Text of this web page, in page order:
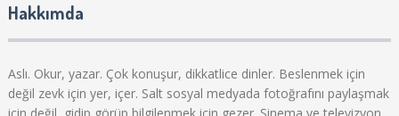
Hakkımda
Aslı. Okur, yazar. Çok konuşur, dikkatlice dinler. Beslenmek için
değil zevk için yer, içer. Salt sosyal medyada fotoğrafını paylaşmak